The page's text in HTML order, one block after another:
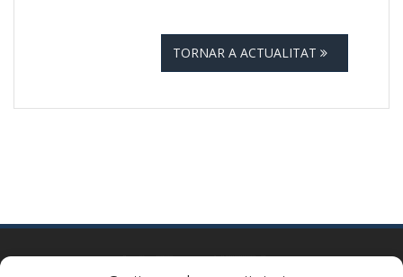
TORNAR A ACTUALITAT